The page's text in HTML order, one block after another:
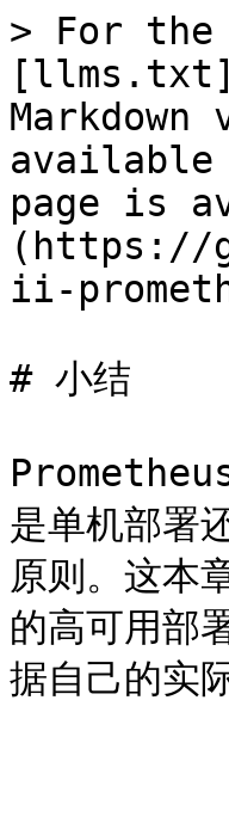
> For the
available
page is
(https://
ii-
# 小结
是单机部署
原则。这本
的高可用部